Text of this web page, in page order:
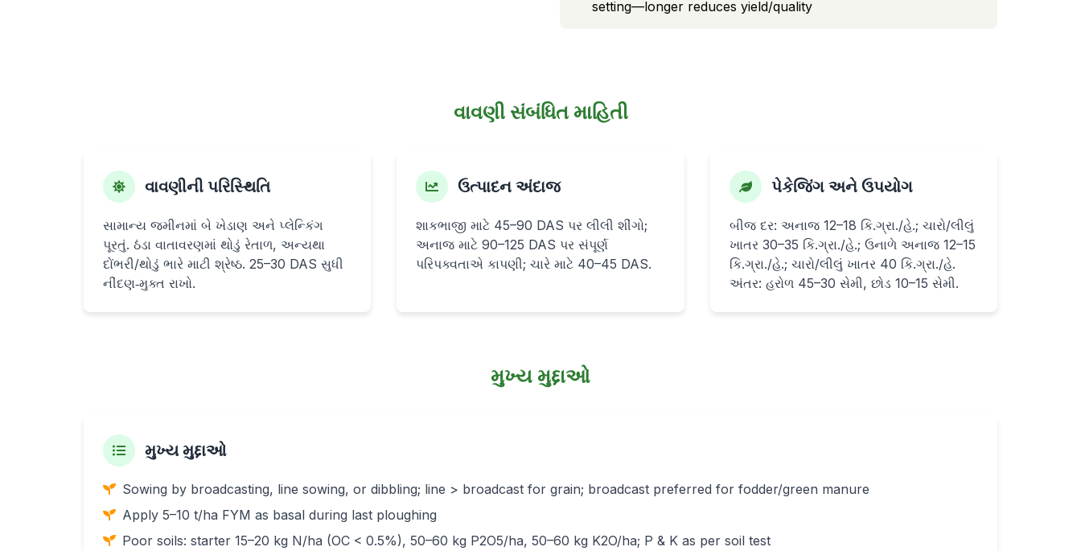
setting—longer reduces yield/quality
વાવણી સંબંધિત માહિતી
વાવણીની પરિસ્થિતિ
સામાન્ય જમીનમાં બે ખેડાણ અને પ્લેન્કિંગ
પૂરતું. ઠંડા વાતાવરણમાં થોડું રેતાળ, અન્યથા
દોંભરી/થોડું ભારે માટી શ્રેષ્ઠ. 25–30 DAS સુધી
નીંદણ‑મુક્ત રાખો.
ઉત્પાદન અંદાજ
શાકભાજી માટે 45–90 DAS પર લીલી શીંગો;
અનાજ માટે 90–125 DAS પર સંપૂર્ણ
પરિપક્વતાએ કાપણી; ચારે માટે 40–45 DAS.
પેકેજિંગ અને ઉપયોગ
બીજ દર: અનાજ 12–18 કિ.ગ્રા./હે.; ચારો/લીલું
ખાતર 30–35 કિ.ગ્રા./હે.; ઉનાળે અનાજ 12–15
કિ.ગ્રા./હે.; ચારો/લીલું ખાતર 40 કિ.ગ્રા./હે.
અંતર: હરોળ 45–30 સેમી, છોડ 10–15 સેમી.
મુખ્ય મુદ્દાઓ
મુખ્ય મુદ્દાઓ
Sowing by broadcasting, line sowing, or dibbling; line > broadcast for grain; broadcast preferred for fodder/green manure
Apply 5–10 t/ha FYM as basal during last ploughing
Poor soils: starter 15–20 kg N/ha (OC < 0.5%), 50–60 kg P2O5/ha, 50–60 kg K2O/ha; P & K as per soil test